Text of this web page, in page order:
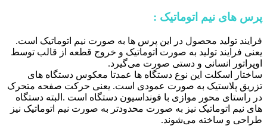
پرس های نیم اتوماتیک :
فرایند تولید محصول در این پرس ها به صورت نیم اتوماتیک است.
یعنی فرایند تولید به صورت اتوماتیک و خروج قطعه از قالب توسط
اوپراتور انسانی و دستی صورت می‌گیرد.
ساختار اسکلت این نوع دستگاه ها عمدتا معکوس دستگاه های
تزریق پلاستیک به صورت عمودی است. یعنی حرکت صفحه متحرک
در راستای محور موازی با فونداسیون دستگاه است .البته دستگاه
های نیم اتوماتیک نیز به صورت محدودتر به صورت نیم اتوماتیک نیز
طراحی و ساخته می‌شوند.